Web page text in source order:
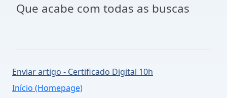
Que acabe com todas as buscas
Enviar artigo - Certificado Digital 10h
Início (Homepage)